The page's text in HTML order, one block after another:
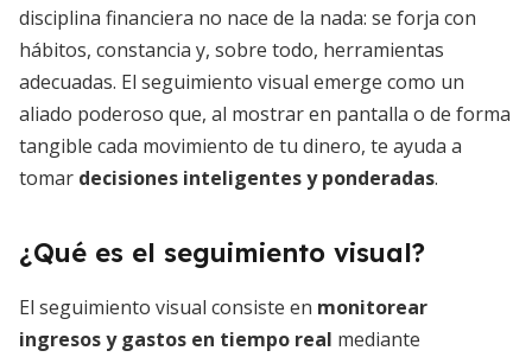
disciplina financiera no nace de la nada: se forja con
hábitos, constancia y, sobre todo, herramientas
adecuadas. El seguimiento visual emerge como un
aliado poderoso que, al mostrar en pantalla o de forma
tangible cada movimiento de tu dinero, te ayuda a
tomar decisiones inteligentes y ponderadas.
¿Qué es el seguimiento visual?
El seguimiento visual consiste en monitorear
ingresos y gastos en tiempo real mediante